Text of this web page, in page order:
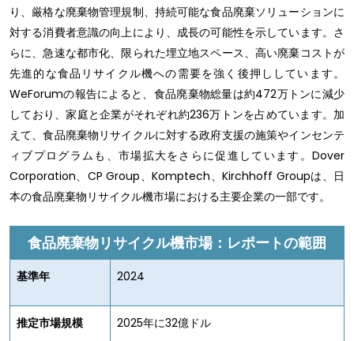
り、厳格な廃棄物管理規制、持続可能な食品廃棄ソリューションに
対する消費者意識の向上により、成長の可能性を示しています。さ
らに、急速な都市化、限られた埋立地スペース、高い廃棄コストが
先進的な食品リサイクル機への需要を強く後押ししています。
WeForumの報告によると、食品廃棄物総量は約472万トンに減少
しており、家庭と企業がそれぞれ約236万トンを占めています。加
えて、食品廃棄物リサイクルに対する政府支援の施策やインセンテ
ィブプログラムも、市場拡大をさらに促進しています。Dover
Corporation、CP Group、Komptech、Kirchhoff Groupは、日
本の食品廃棄物リサイクル機市場における主要企業の一部です。
食品廃棄物リサイクル機市場：レポートの範囲
基準年 2024
推定市場規模 2025年に32億ドル